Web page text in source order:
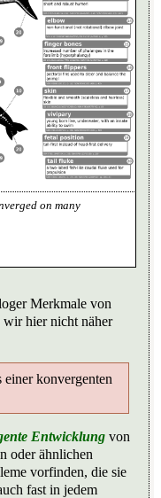
on many
Merkmale von
hier nicht näher
konvergenten
Entwicklung von
oder ähnlichen
vorfinden, die sie
fast in jedem